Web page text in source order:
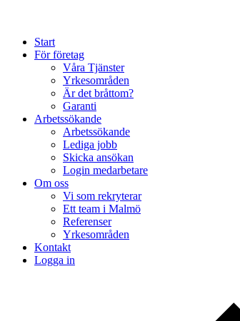
Start
För företag
Våra Tjänster
Yrkesområden
Är det bråttom?
Garanti
Arbetssökande
Arbetssökande
Lediga jobb
Skicka ansökan
Login medarbetare
Om oss
Vi som rekryterar
Ett team i Malmö
Referenser
Yrkesområden
Kontakt
Logga in